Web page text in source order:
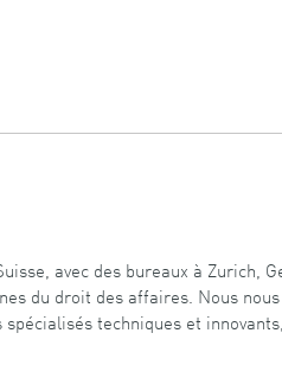
avec des bureaux à Zurich,
du droit des affaires. Nous
techniques et